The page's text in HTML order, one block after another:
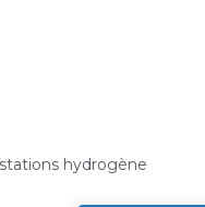
hydrogène